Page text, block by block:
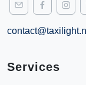
Services